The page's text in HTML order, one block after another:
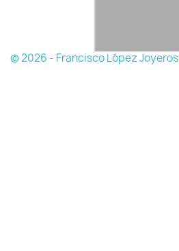
© 2026 - Francisco López Joyeros